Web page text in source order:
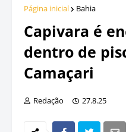
Página inicial Bahia
Capivara é
dentro de
Camaçari
Redação 27.8.25